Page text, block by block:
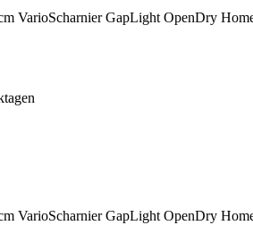
VarioScharnier GapLight OpenDry
VarioScharnier GapLight OpenDry